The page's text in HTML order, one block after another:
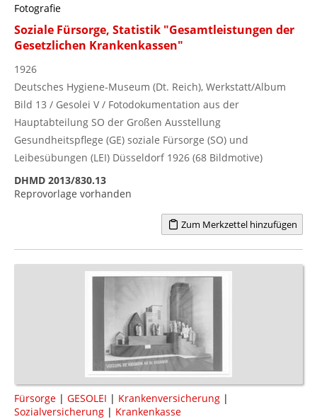
Fotografie
Soziale Fürsorge, Statistik "Gesamtleistungen der
Gesetzlichen Krankenkassen"
1926
Deutsches Hygiene-Museum (Dt. Reich), Werkstatt/Album
Bild 13 / Gesolei V / Fotodokumentation aus der
Hauptabteilung SO der Großen Ausstellung
Gesundheitspflege (GE) soziale Fürsorge (SO) und
Leibesübungen (LEI) Düsseldorf 1926 (68 Bildmotive)
DHMD 2013/830.13
Reprovorlage vorhanden
Zum Merkzettel hinzufügen
Fürsorge | GESOLEI | Krankenversicherung |
Sozialversicherung | Krankenkasse